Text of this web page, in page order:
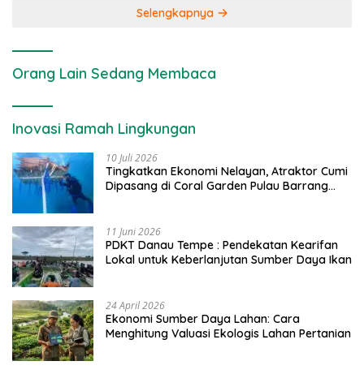
Selengkapnya
Orang Lain Sedang Membaca
Inovasi Ramah Lingkungan
10 Juli 2026
Tingkatkan Ekonomi Nelayan, Atraktor Cumi
Dipasang di Coral Garden Pulau Barrang
11 Juni 2026
PDKT Danau Tempe : Pendekatan Kearifan
Lokal untuk Keberlanjutan Sumber Daya Ikan
24 April 2026
Ekonomi Sumber Daya Lahan: Cara
Menghitung Valuasi Ekologis Lahan Pertanian